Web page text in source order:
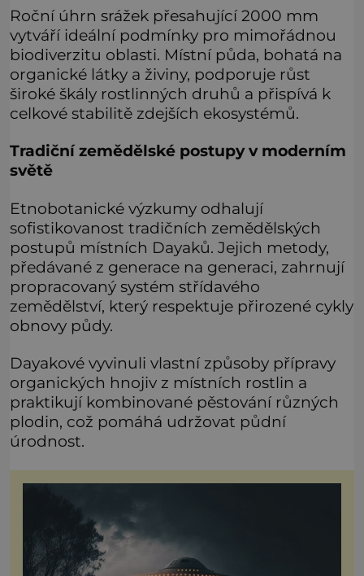
Roční úhrn srážek přesahující 2000 mm
vytváří ideální podmínky pro mimořádnou
biodiverzitu oblasti. Místní půda, bohatá na
organické látky a živiny, podporuje růst
široké škály rostlinných druhů a přispívá k
celkové stabilitě zdejších ekosystémů.
Tradiční zemědělské postupy v moderním
světě
Etnobotanické výzkumy odhalují
sofistikovanost tradičních zemědělských
postupů místních Dayaků. Jejich metody,
předávané z generace na generaci, zahrnují
propracovaný systém střídavého
zemědělství, který respektuje přirozené cykly
obnovy půdy.
Dayakové vyvinuli vlastní způsoby přípravy
organických hnojiv z místních rostlin a
praktikují kombinované pěstování různých
plodin, což pomáhá udržovat půdní
úrodnost.